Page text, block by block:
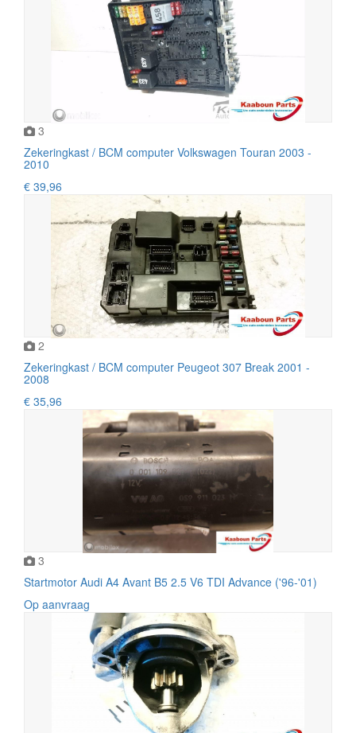
3
Zekeringkast / BCM computer Volkswagen Touran 2003 -
2010
€ 39,96
2
Zekeringkast / BCM computer Peugeot 307 Break 2001 -
2008
€ 35,96
3
Startmotor Audi A4 Avant B5 2.5 V6 TDI Advance ('96-'01)
Op aanvraag